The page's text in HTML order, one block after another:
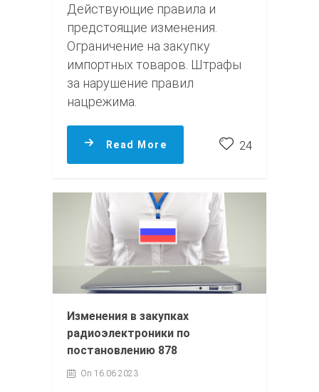
Действующие правила и
предстоящие изменения.
Ограничение на закупку
импортных товаров. Штрафы
за нарушение правил
нацрежима.
Read More 24
Изменения в закупках
радиоэлектроники по
постановлению 878
On 16.06.2023